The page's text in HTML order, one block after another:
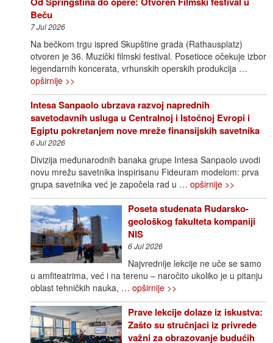
Beču
7 Jul 2026
Na bečkom trgu ispred Skupštine grada (Rathausplatz)
otvoren je 36. Muzički filmski festival. Posetioce očekuje izbor
legendarnih koncerata, vrhunskih operskih produkcija …
opširnije >>
Intesa Sanpaolo ubrzava razvoj naprednih
savetodavnih usluga u Centralnoj i Istočnoj Evropi i
Egiptu pokretanjem nove mreže finansijskih savetnika
6 Jul 2026
Divizija međunarodnih banaka grupe Intesa Sanpaolo uvodi
novu mrežu savetnika inspirisanu Fideuram modelom: prva
grupa savetnika već je započela rad u … opširnije >>
Poseta studenata Rudarsko-
geološkog fakulteta kompaniji
NIS
6 Jul 2026
Najvrednije lekcije ne uče se samo
u amfiteatrima, već i na terenu – naročito ukoliko je u pitanju
oblast tehničkih nauka, … opširnije >>
Prave lekcije dolaze iz iskustva:
Zašto su stručnjaci iz privrede
važni za obrazovanje budućih